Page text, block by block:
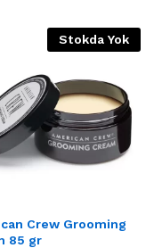
Stokda Yok
Crew Grooming
85 gr